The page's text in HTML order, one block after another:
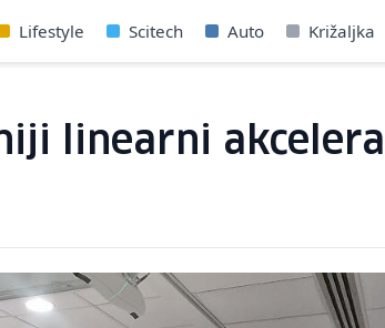
Lifestyle Scitech Auto Križaljka
linearni